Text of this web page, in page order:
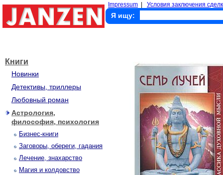
Impressum Условия заключения
Я ищу:
Книги
Новинки
Детективы, триллеры
Любовный роман
Астрология,
философия, психология
Бизнес-книги
Заговоры, обереги, гадания
Лечение, знахарство
Магия и колдовство